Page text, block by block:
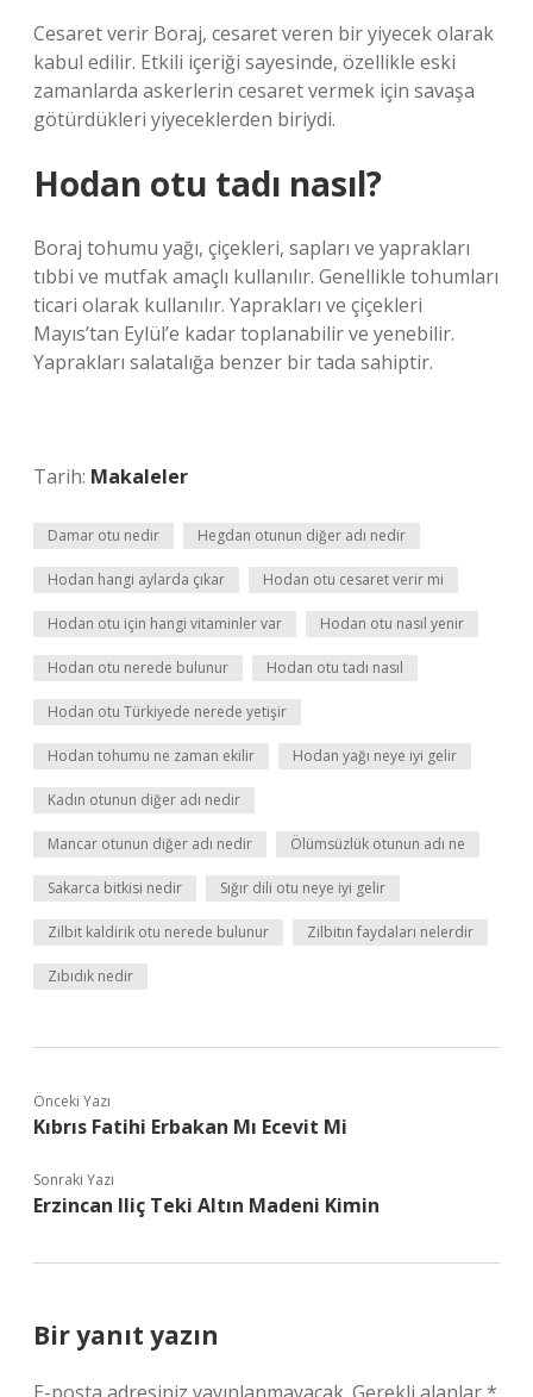
Cesaret verir Boraj, cesaret veren bir yiyecek olarak
kabul edilir. Etkili içeriği sayesinde, özellikle eski
zamanlarda askerlerin cesaret vermek için savaşa
götürdükleri yiyeceklerden biriydi.
Hodan otu tadı nasıl?
Boraj tohumu yağı, çiçekleri, sapları ve yaprakları
tıbbi ve mutfak amaçlı kullanılır. Genellikle tohumları
ticari olarak kullanılır. Yaprakları ve çiçekleri
Mayıs’tan Eylül’e kadar toplanabilir ve yenebilir.
Yaprakları salatalığa benzer bir tada sahiptir.
Tarih: Makaleler
Damar otu nedir Hegdan otunun diğer adı nedir
Hodan hangi aylarda çıkar Hodan otu cesaret verir mi
Hodan otu için hangi vitaminler var Hodan otu nasıl yenir
Hodan otu nerede bulunur Hodan otu tadı nasıl
Hodan otu Türkiyede nerede yetişir
Hodan tohumu ne zaman ekilir Hodan yağı neye iyi gelir
Kadın otunun diğer adı nedir
Mancar otunun diğer adı nedir Ölümsüzlük otunun adı ne
Sakarca bitkisi nedir Sığır dili otu neye iyi gelir
Zilbit kaldirik otu nerede bulunur Zilbitın faydaları nelerdir
Zıbıdık nedir
Önceki Yazı
Kıbrıs Fatihi Erbakan Mı Ecevit Mi
Sonraki Yazı
Erzincan Iliç Teki Altın Madeni Kimin
Bir yanıt yazın